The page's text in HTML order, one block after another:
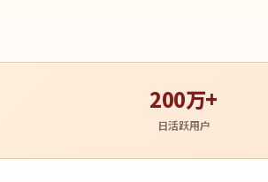
200万+
日活跃用户